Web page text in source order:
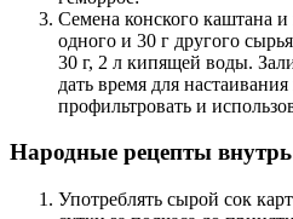
Семена конского каштана
одного и 30 г другого
30 г, 2 л кипящей воды.
дать время для
профильтровать и
Народные рецепты внутрь
Употреблять сырой сок